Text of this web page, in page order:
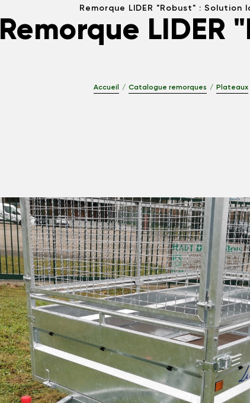
Remorque LIDER "Robust" : Solution
Remorque LIDER
Accueil Catalogue remorques Plateaux